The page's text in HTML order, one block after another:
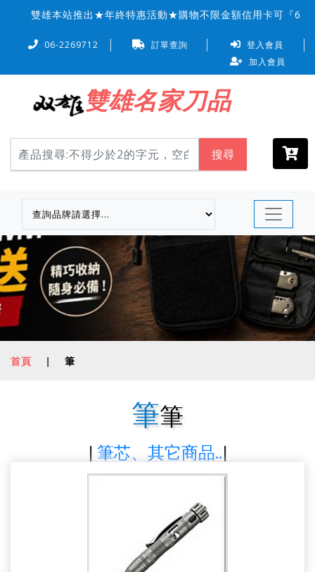
雙雄本站推出★年終特惠活動★購物不限金額信用卡可『6 期 0
06-2269712 訂單查詢
登入會員
加入會員
雙雄名家刀品
搜尋
首頁 | 筆
筆筆
| 筆芯、其它商品..|